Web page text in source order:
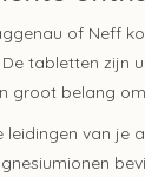
of Neff
tabletten
groot belang
van je